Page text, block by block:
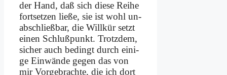
der Hand, daß sich die­se Rei­he
fort­set­zen lie­ße, sie ist wohl un­
ab­schließ­bar, die Will­kür setzt
ei­nen Schluß­punkt. Trotz­dem,
si­cher auch be­dingt durch ei­ni­
ge Ein­wän­de ge­gen das von
mir Vor­ge­brach­te, die ich dort